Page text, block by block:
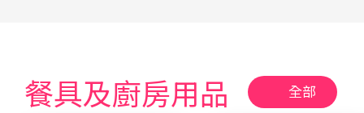
餐具及廚房用品 全部